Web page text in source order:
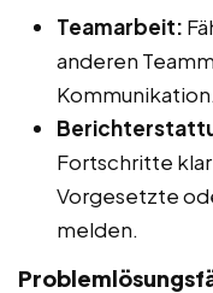
Teamarbeit:
anderen
Kommunikation.
Fortschritte
Vorgesetzte
melden.